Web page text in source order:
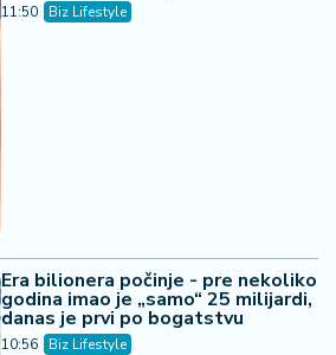
11:50 Biz Lifestyle
Era bilionera počinje - pre nekoliko
godina imao je „samo“ 25 milijardi,
danas je prvi po bogatstvu
10:56 Biz Lifestyle